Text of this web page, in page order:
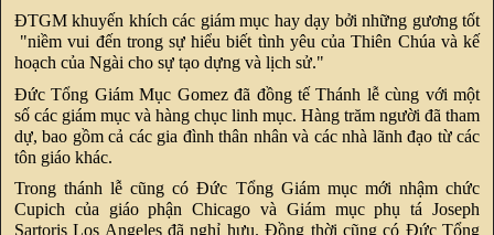
ĐTGM khuyến khích các giám mục hay dạy bởi những gương tốt
"niềm vui đến trong sự hiểu biết tình yêu của Thiên Chúa và kế
hoạch của Ngài cho sự tạo dựng và lịch sử."
Đức Tổng Giám Mục Gomez đã đồng tế Thánh lễ cùng với một
số các giám mục và hàng chục linh mục. Hàng trăm người đã tham
dự, bao gồm cả các gia đình thân nhân và các nhà lãnh đạo từ các
tôn giáo khác.
Trong thánh lễ cũng có Đức Tổng Giám mục mới nhậm chức
Cupich của giáo phận Chicago và Giám mục phụ tá Joseph
Sartoris Los Angeles đã nghỉ hưu. Đồng thời cũng có Đức Tổng